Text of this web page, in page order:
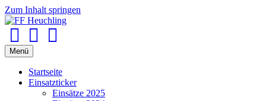
Zum Inhalt springen
Menü
Startseite
Einsatzticker
Einsätze 2025